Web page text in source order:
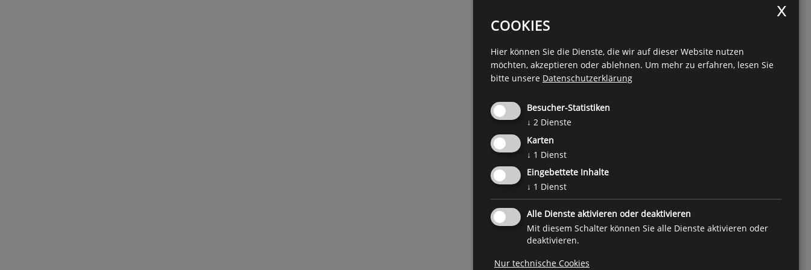
COOKIES
Hier können Sie die Dienste, die wir auf dieser Website nutzen
möchten, akzeptieren oder ablehnen. Um mehr zu erfahren, lesen Sie
bitte unsere Datenschutzerklärung
Besucher-Statistiken
↓ 2 Dienste
Karten
↓ 1 Dienst
Eingebettete Inhalte
↓ 1 Dienst
Alle Dienste aktivieren oder deaktivieren
Mit diesem Schalter können Sie alle Dienste aktivieren oder
deaktivieren.
Nur technische Cookies